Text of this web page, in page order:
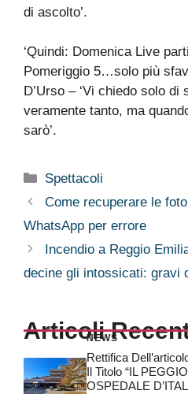
di ascolto’.
‘Quindi: Domenica Live
Pomeriggio 5…solo più
D’Urso – ‘Vi chiedo solo di
veramente tanto, ma
sarò’.
Categorie
Spettacoli
Come recuperare le
WhatsApp per errore
Incendio a Reggio
decine gli intossicati: gravi
ArticoliNEWS
Rettifica
Il Titolo “IL
OSPEDALE